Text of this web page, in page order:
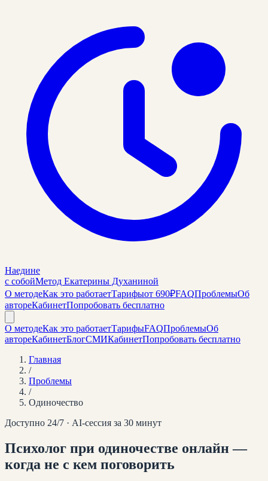
Наедине
с собойМетод Екатерины Духаниной
О методеКак это работаетТарифыот 690₽FAQПроблемыОб
автореКабинетПопробовать бесплатно
О методеКак это работаетТарифыFAQПроблемыОб
автореКабинетБлогСМИКабинетПопробовать бесплатно
Главная
/
Проблемы
/
Одиночество
Доступно 24/7 · AI-сессия за 30 минут
Психолог при одиночестве онлайн —
когда не с кем поговорить